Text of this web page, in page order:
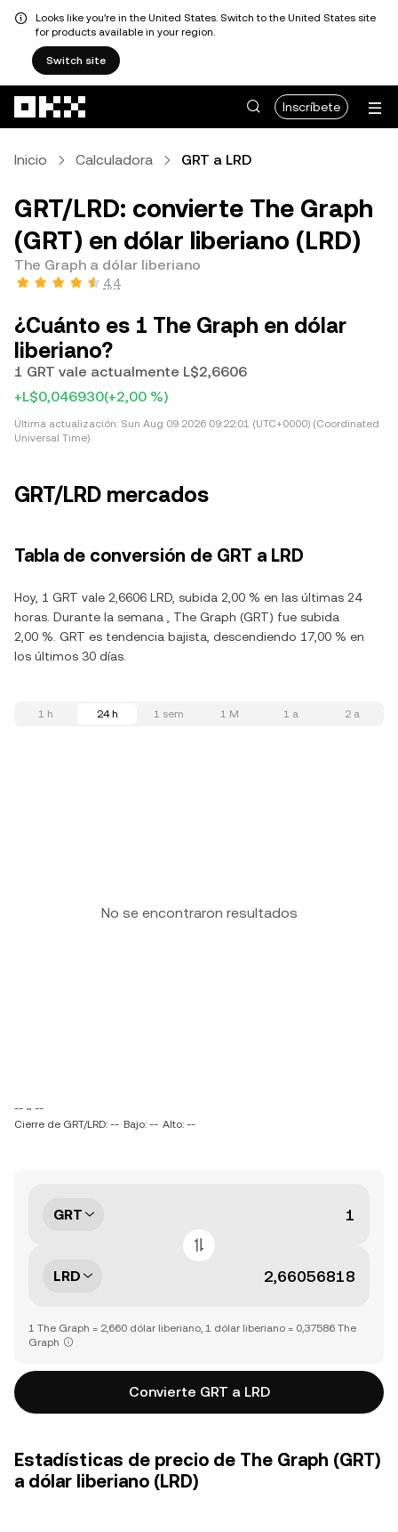
Looks like you're in the United States. Switch to the United States site
for products available in your region.
Switch site
Inscríbete
Inicio Calculadora GRT a LRD
GRT/LRD: convierte The Graph
(GRT) en dólar liberiano (LRD)
The Graph a dólar liberiano
4,4
¿Cuánto es 1 The Graph en dólar
liberiano?
1 GRT vale actualmente L$2,6606
+L$0,046930(+2,00 %)
Última actualización: Sun Aug 09 2026 09:22:01 (UTC+0000) (Coordinated
Universal Time)
GRT/LRD mercados
Tabla de conversión de GRT a LRD
Hoy, 1 GRT vale 2,6606 LRD, subida 2,00 % en las últimas 24
horas. Durante la semana , The Graph (GRT) fue subida
2,00 %. GRT es tendencia bajista, descendiendo 17,00 % en
los últimos 30 días.
1 h 24 h 1 sem 1 M 1 a 2 a
No se encontraron resultados
-- ~ --
Cierre de GRT/LRD: -- Bajo: -- Alto: --
GRT
LRD
1 The Graph = 2,660 dólar liberiano, 1 dólar liberiano = 0,37586 The
Graph
Convierte GRT a LRD
Estadísticas de precio de The Graph (GRT)
a dólar liberiano (LRD)